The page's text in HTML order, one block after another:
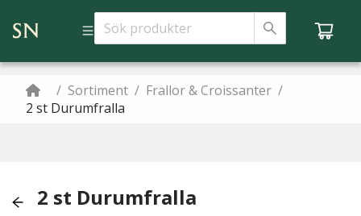
/ Sortiment / Frallor & Croissanter /
2 st Durumfralla
2 st Durumfralla